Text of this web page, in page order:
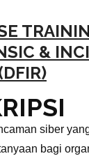
&
siber
bagi